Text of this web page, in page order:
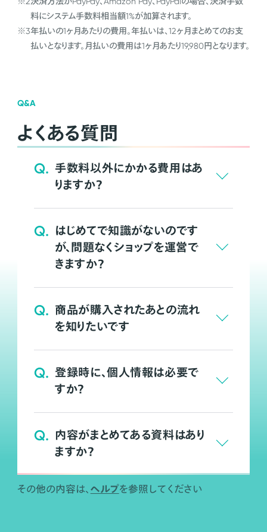
料にシステム手数料相当額1%が加算されます。
※3年払いの1ヶ月あたりの費用。年払いは、12ヶ月まとめてのお支
払いとなります。月払いの費用は1ヶ月あたり19,980円となります。
Q&A
よくある質問
Q. 手数料以外にかかる費用はあ
りますか？
Q. はじめてで知識がないのです
が、問題なくショップを運営で
きますか？
Q. 商品が購入されたあとの流れ
を知りたいです
Q. 登録時に、個人情報は必要で
すか？
Q. 内容がまとめてある資料はあり
ますか？
その他の内容は、 ヘルプを参照してください